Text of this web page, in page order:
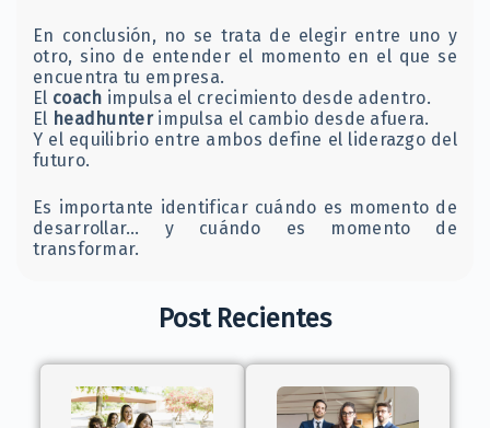
En conclusión, no se trata de elegir entre uno y
otro, sino de entender el momento en el que se
encuentra tu empresa.
El coach impulsa el crecimiento desde adentro.
El headhunterimpulsa el cambio desde afuera.
Y el equilibrio entre ambos define el liderazgo del
futuro.
Es importante identificar cuándo es momento de
desarrollar… y cuándo es momento de
transformar.
Post Recientes